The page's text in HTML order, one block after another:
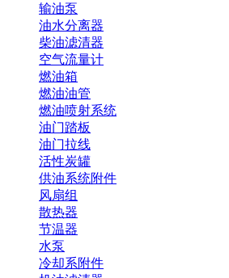
输油泵
油水分离器
柴油滤清器
空气流量计
燃油箱
燃油油管
燃油喷射系统
油门踏板
油门拉线
活性炭罐
供油系统附件
风扇组
散热器
节温器
水泵
冷却系附件